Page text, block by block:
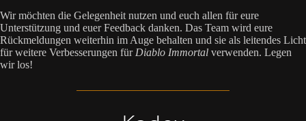
Wir möchten die Gelegenheit nutzen und euch allen für eure
Unterstützung und euer Feedback danken. Das Team wird eure
Rückmeldungen weiterhin im Auge behalten und sie als leitendes Licht
für weitere Verbesserungen für Diablo Immortal verwenden. Legen
wir los!